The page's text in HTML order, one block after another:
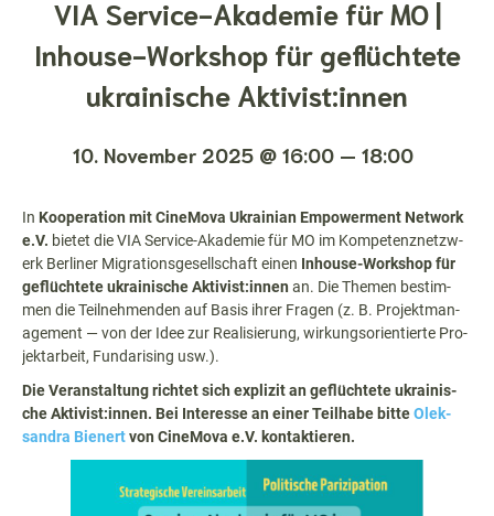
VIA Service-Akademie für MO |
Inhouse-Workshop für geflüchtete
ukrainische Aktivist:innen
10. November 2025 @ 16:00— 18:00
In Koop­er­a­tion mit Cin­eMo­va Ukrain­ian Empow­er­ment Net­work
e.V. bietet die VIA Ser­vice-Akademie für MO im Kom­pe­ten­znet­zw­
erk Berlin­er Migra­tions­ge­sellschaft einen Inhouse-Work­shop für
geflüchtete ukrainis­che Aktivist:innen an. Die The­men bes­tim­
men die Teil­nehmenden auf Basis ihrer Fra­gen (z. B. Pro­jek­t­man­
age­ment — von der Idee zur Real­isierung, wirkung­sori­en­tierte Pro­
jek­tar­beit, Fun­daris­ing usw.).
Die Ver­anstal­tung richtet sich expliz­it an geflüchtete ukrainis­
che Aktivist:innen. Bei Inter­esse an ein­er Teil­habe bitteOlek­
san­dra Bienertvon Cin­eMo­va e.V. kontaktieren.